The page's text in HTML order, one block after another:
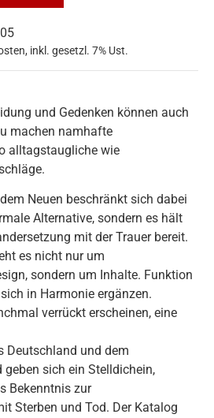
inkl. gesetzl. 7% Ust.
und Gedenken können auch
machen namhafte
alltagstaugliche wie
Neuen beschränkt sich dabei
Alternative, sondern es hält
mit der Trauer bereit.
es nicht nur um
sondern um Inhalte. Funktion
in Harmonie ergänzen.
verrückt erscheinen, eine
Deutschland und dem
geben sich ein Stelldichein,
Bekenntnis zur
Sterben und Tod. Der Katalog